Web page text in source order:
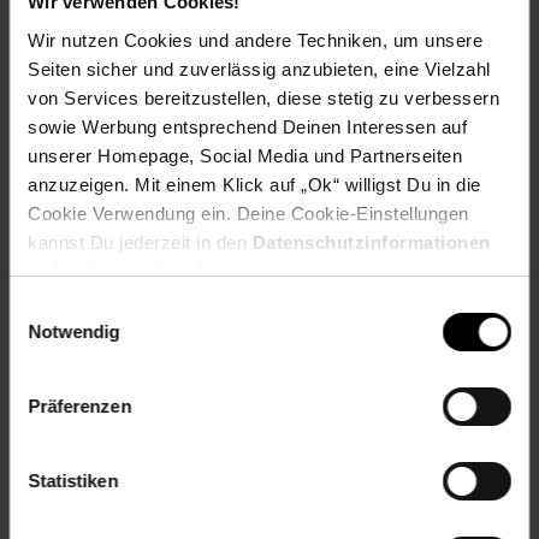
Wir nutzen Cookies und andere Techniken, um unsere
Seiten sicher und zuverlässig anzubieten, eine Vielzahl
von Services bereitzustellen, diese stetig zu verbessern
sowie Werbung entsprechend Deinen Interessen auf
unserer Homepage, Social Media und Partnerseiten
anzuzeigen. Mit einem Klick auf „Ok“ willigst Du in die
Cookie Verwendung ein. Deine Cookie-Einstellungen
kannst Du jederzeit in den Datenschutzinformationen
ändern bzw. widerrufen.
Notwendig
Präferenzen
Statistiken
Herstellerinformationen
Fußzeile
Weitere Online-Angebote
Netto Reisen TV-Shop Weinwelt
Rezeptwelt Karriere